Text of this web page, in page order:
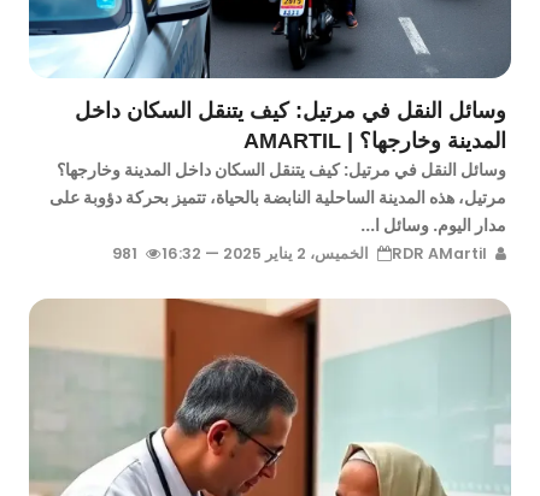
وسائل النقل في مرتيل: كيف يتنقل السكان داخل
المدينة وخارجها؟ | AMARTIL
وسائل النقل في مرتيل: كيف يتنقل السكان داخل المدينة وخارجها؟
مرتيل، هذه المدينة الساحلية النابضة بالحياة، تتميز بحركة دؤوبة على
مدار اليوم. وسائل ا...
الخميس، 2 يناير 2025 — 16:32